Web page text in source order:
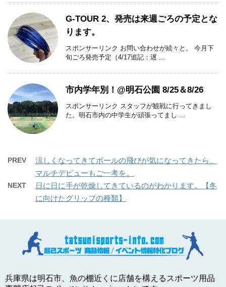
G-TOUR 2、発売は来週ごろの予定とな
ります。
スポンサーリンク お問い合わせが続々と。 今月下
旬ごろ発売予定（4/17追記：遅 ...
市内学年別！@明石公園 8/25＆8/26
スポンサーリンク スタッフが観戦に行ってきまし
た。明石市内の中学生が頑張ってまし ...
PREV
涼しくなってきてボールの飛びが気になってきたら、
マルチデビューもご一考を。
NEXT
日に日に手が乾燥してきているのがわかります。【冬
に向けたグリップの種類】
兵庫県は明石市、魚の棚近くに店舗を構えるスポーツ用品